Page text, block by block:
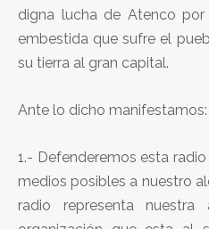
digna lucha de Atenco
embestida que sufre el
su tierra al gran capital.
Ante lo dicho manifestamos:
1.- Defenderemos esta
medios posibles a nuestro
radio representa